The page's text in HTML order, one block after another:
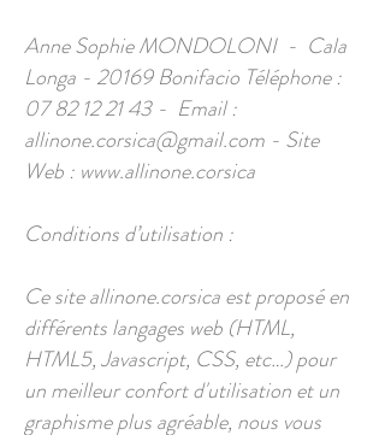
Anne Sophie MONDOLONI - Cala
Longa - 20169 Bonifacio Téléphone :
07 82 12 21 43- Email :
allinone.corsica@gmail.com - Site
Web : www.allinone.corsica
Conditions d’utilisation :
Ce site allinone.corsica est proposé en
différents langages web (HTML,
HTML5, Javascript, CSS, etc…) pour
un meilleur confort d'utilisation et un
graphisme plus agréable, nous vous